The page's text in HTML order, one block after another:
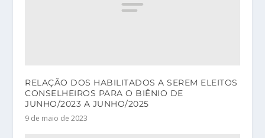
RELAÇÃO DOS HABILITADOS A SEREM ELEITOS
CONSELHEIROS PARA O BIÊNIO DE
JUNHO/2023 A JUNHO/2025
9 de maio de 2023